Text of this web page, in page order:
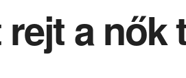
rejt a nők